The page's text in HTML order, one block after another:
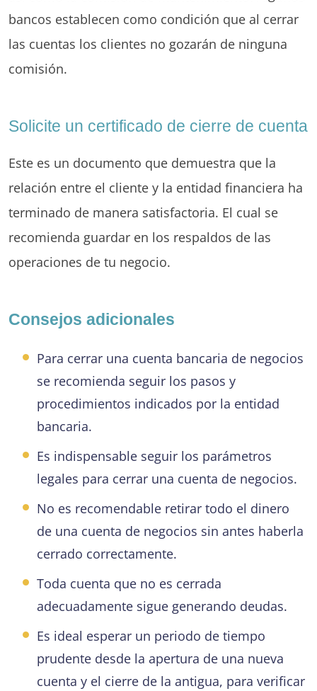
bancos establecen como condición que al cerrar
las cuentas los clientes no gozarán de ninguna
comisión.
Solicite un certificado de cierre de cuenta
Este es un documento que demuestra que la
relación entre el cliente y la entidad financiera ha
terminado de manera satisfactoria. El cual se
recomienda guardar en los respaldos de las
operaciones de tu negocio.
Consejos adicionales
Para cerrar una cuenta bancaria de negocios
se recomienda seguir los pasos y
procedimientos indicados por la entidad
bancaria.
Es indispensable seguir los parámetros
legales para cerrar una cuenta de negocios.
No es recomendable retirar todo el dinero
de una cuenta de negocios sin antes haberla
cerrado correctamente.
Toda cuenta que no es cerrada
adecuadamente sigue generando deudas.
Es ideal esperar un periodo de tiempo
prudente desde la apertura de una nueva
cuenta y el cierre de la antigua, para verificar